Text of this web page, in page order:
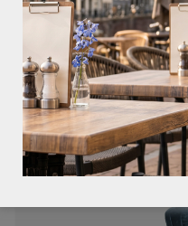
BARKRUK VEGAS DIVA PLAIN 08